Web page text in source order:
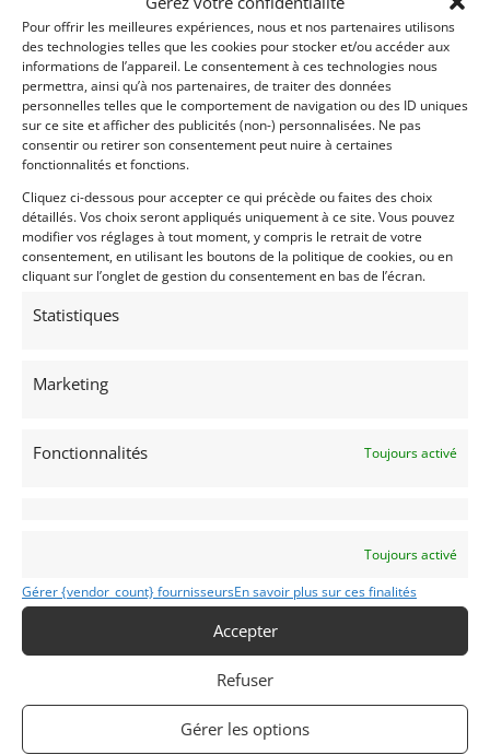
Pour offrir les meilleures expériences, nous et nos partenaires utilisons
des technologies telles que les cookies pour stocker et/ou accéder aux
informations de l’appareil. Le consentement à ces technologies nous
permettra, ainsi qu’à nos partenaires, de traiter des données
personnelles telles que le comportement de navigation ou des ID uniques
sur ce site et afficher des publicités (non-) personnalisées. Ne pas
consentir ou retirer son consentement peut nuire à certaines
fonctionnalités et fonctions.
Cliquez ci-dessous pour accepter ce qui précède ou faites des choix
détaillés. Vos choix seront appliqués uniquement à ce site. Vous pouvez
modifier vos réglages à tout moment, y compris le retrait de votre
consentement, en utilisant les boutons de la politique de cookies, ou en
cliquant sur l’onglet de gestion du consentement en bas de l’écran.
Statistiques
Marketing
Fonctionnalités Toujours activé
Toujours activé
Gérer {vendor_count} fournisseursEn savoir plus sur ces finalités
Accepter
Refuser
Gérer les options
Partager cette annonce
Voir les 76 annonces de
Publié: 5 septembre 2018 (il y a 8 ans)
AUTO
Voitures de collection
Anglaises
TYPE-E
Véhicule non éligible.